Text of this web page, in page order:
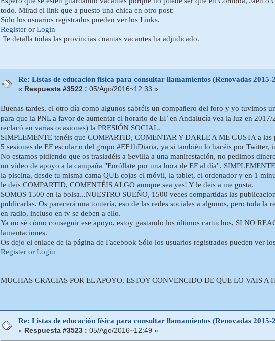
todo. Mirad el link que a puesto una chica en otro post:
Sólo los usuarios registrados pueden ver los Links.
Register or Login
Te detalla todas las provincias cuantas vacantes ha adjudicado.
Re: Listas de educación física para consultar llamamientos (Renovadas 2015-
« Respuesta #3522 : 05/Ago/2016~12:33 »
Buenas tardes, el otro día como algunos sabréis un compañero del foro y yo tuvimos
para que la PNL a favor de aumentar el horario de EF en Andalucía vea la luz en
reclacó en varias ocasiones) la PRESIÓN SOCIAL.
SIMPLEMENTE tenéis que COMPARTID, COMENTAR Y DARLE A ME GUSTA a las
5 sesiones de EF escolar o del grupo #EF1hDiaria, ya si también lo hacéis por Twitter,
No estamos pidiendo que os trasladéis a Sevilla a una manifestación, no pedimos
un vídeo de apoyo a la campaña "Enróllate por una hora de EF al día". SIMPLEMENTE
la piscina, desde tu misma cama QUE cojas el móvil, la tablet, el ordenador y en 1
le deis COMPARTID, COMENTÉIS ALGO aunque sea yes! Y le deis a me gusta.
SOMOS 1500 en la bolsa...NUESTRO SUEÑO, 1500 veces compartidas las
publicarlas. Os parecerá una tontería, eso de las redes sociales a algunos, pero toda la
en radio, incluso en tv se deben a ello.
Ya no sé cómo conseguir ese apoyo, estoy gastando los últimos cartuchos, SI NO
lamentaciones.
Os dejo el enlace de la página de Facebook Sólo los usuarios registrados pueden ver
Register or Login
MUCHAS GRACIAS POR EL APOYO, ESTOY CONVENCIDO DE QUE LO VAIS A
Re: Listas de educación física para consultar llamamientos (Renovadas 2015-
« Respuesta #3523 : 05/Ago/2016~12:49 »